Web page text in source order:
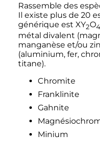
Rassemble des
Il existe plus de 20
générique est XY2O4
métal divalent
manganèse et/ou
(aluminium, fer,
titane).
Chromite
Franklinite
Gahnite
Minium